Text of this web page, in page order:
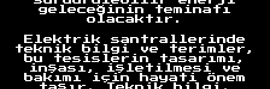
geleceğinin teminatı
olacaktır.
Elektrik santrallerinde
teknik bilgi ve terimler,
bu tesislerin tasarımı,
inşası, işletilmesi ve
bakımı için hayati önem